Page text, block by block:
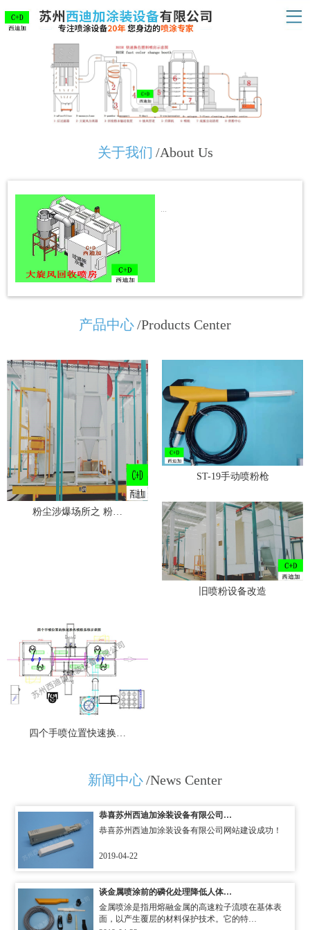
关于我们 /About Us
...
产品中心/Products Center
粉尘涉爆场所之 粉…
ST-19手动喷粉枪
旧喷粉设备改造
四个手喷位置快速换…
新闻中心/News Center
恭喜苏州西迪加涂装设备有限公司…
恭喜苏州西迪加涂装设备有限公司网站建设成功！
2019-04-22
谈金属喷涂前的磷化处理降低人体…
金属喷涂是指用熔融金属的高速粒子流喷在基体表
面，以产生覆层的材料保护技术。它的特…